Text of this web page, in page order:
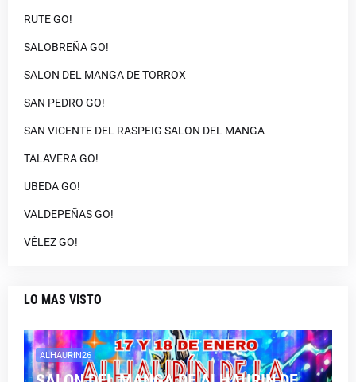
RUTE GO!
SALOBREÑA GO!
SALON DEL MANGA DE TORROX
SAN PEDRO GO!
SAN VICENTE DEL RASPEIG SALON DEL MANGA
TALAVERA GO!
UBEDA GO!
VALDEPEÑAS GO!
VÉLEZ GO!
LO MAS VISTO
ALHAURIN26